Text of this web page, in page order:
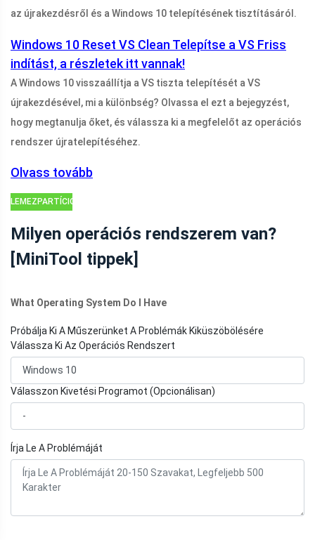
az újrakezdésről és a Windows 10 telepítésének tisztításáról.
Windows 10 Reset VS Clean Telepítse a VS Friss
indítást, a részletek itt vannak!
A Windows 10 visszaállítja a VS tiszta telepítését a VS
újrakezdésével, mi a különbség? Olvassa el ezt a bejegyzést,
hogy megtanulja őket, és válassza ki a megfelelőt az operációs
rendszer újratelepítéséhez.
Olvass tovább
LEMEZPARTÍCIÓS
Milyen operációs rendszerem van?
[MiniTool tippek]
What Operating System Do I Have
Próbálja Ki A Műszerünket A Problémák Kiküszöbölésére
Válassza Ki Az Operációs Rendszert
Válasszon Kivetési Programot (Opcionálisan)
Írja Le A Problémáját